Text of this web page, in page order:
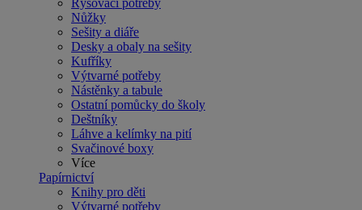
Rýsovací potřeby
Nůžky
Sešity a diáře
Desky a obaly na sešity
Kufříky
Výtvarné potřeby
Nástěnky a tabule
Ostatní pomůcky do školy
Deštníky
Láhve a kelímky na pití
Svačinové boxy
Více
Papírnictví
Knihy pro děti
Výtvarné potřeby